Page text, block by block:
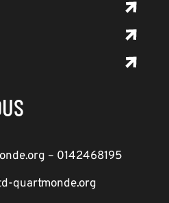
– 0142468195
quartmonde.org